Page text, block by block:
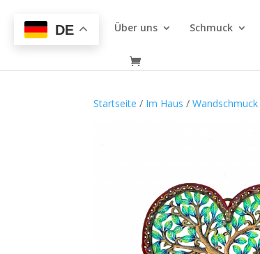
Über uns Schmuck
Startseite / Im Haus /Wandschmuck
DE